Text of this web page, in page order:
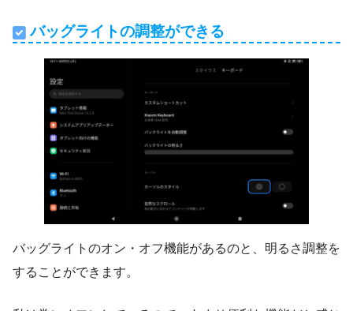
バッグライトの調整ができる
バッグライトのオン・オフ機能があるのと、明るさ調整を
することができます。